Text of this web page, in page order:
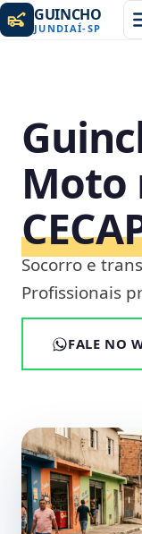
GUINCHO
JUNDIAÍ-SP
Moto
Socorro e
Profissionais
FALE NO